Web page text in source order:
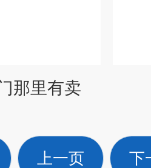
那里有卖
上一页 下